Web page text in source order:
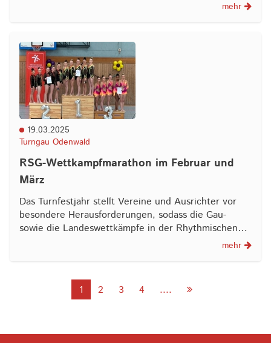
mehr
19.03.2025
Turngau Odenwald
RSG-Wettkampfmarathon im Februar und
März
Das Turnfestjahr stellt Vereine und Ausrichter vor
besondere Herausforderungen, sodass die Gau-
sowie die Landeswettkämpfe in der Rhythmischen…
mehr
1 2 3 4 ....